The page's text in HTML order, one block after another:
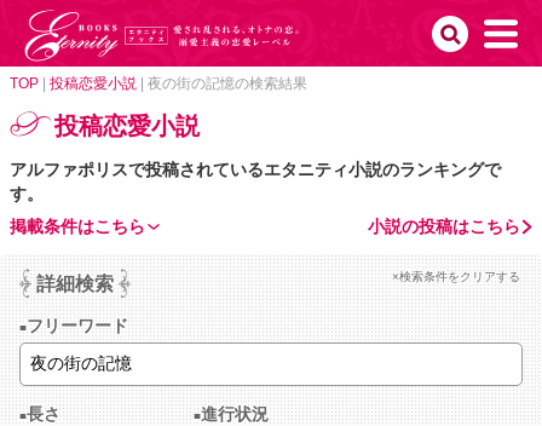
TOP 投稿恋愛小説 夜の街の記憶の検索結果
投稿恋愛小説
アルファポリスで投稿されているエタニティ小説のランキングで
す。
小説の投稿はこちら
掲載条件はこちら
詳細検索 ×検索条件をクリアする
フリーワード
長さ 進行状況